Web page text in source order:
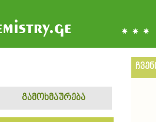
გამოხმაურება